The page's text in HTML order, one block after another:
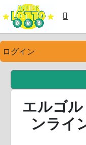
ログイン
エルゴ
ンライ